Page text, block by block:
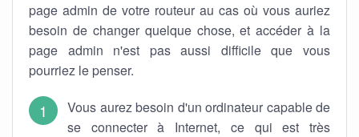
page admin de votre routeur au cas où vous auriez
besoin de changer quelque chose, et accéder à la
page admin n'est pas aussi difficile que vous
pourriez le penser.
Vous aurez besoin d'un ordinateur capable de
se connecter à Internet, ce qui est très